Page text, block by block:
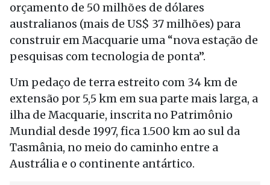
orçamento de 50 milhões de dólares
australianos (mais de US$ 37 milhões) para
construir em Macquarie uma “nova estação de
pesquisas com tecnologia de ponta”.
Um pedaço de terra estreito com 34 km de
extensão por 5,5 km em sua parte mais larga, a
ilha de Macquarie, inscrita no Patrimônio
Mundial desde 1997, fica 1.500 km ao sul da
Tasmânia, no meio do caminho entre a
Austrália e o continente antártico.